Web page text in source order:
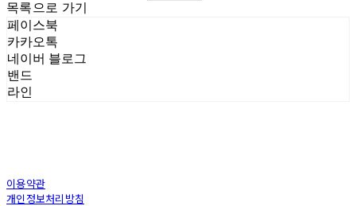
목록으로 가기
페이스북
카카오톡
네이버 블로그
밴드
라인
이용약관
개인정보처리방침